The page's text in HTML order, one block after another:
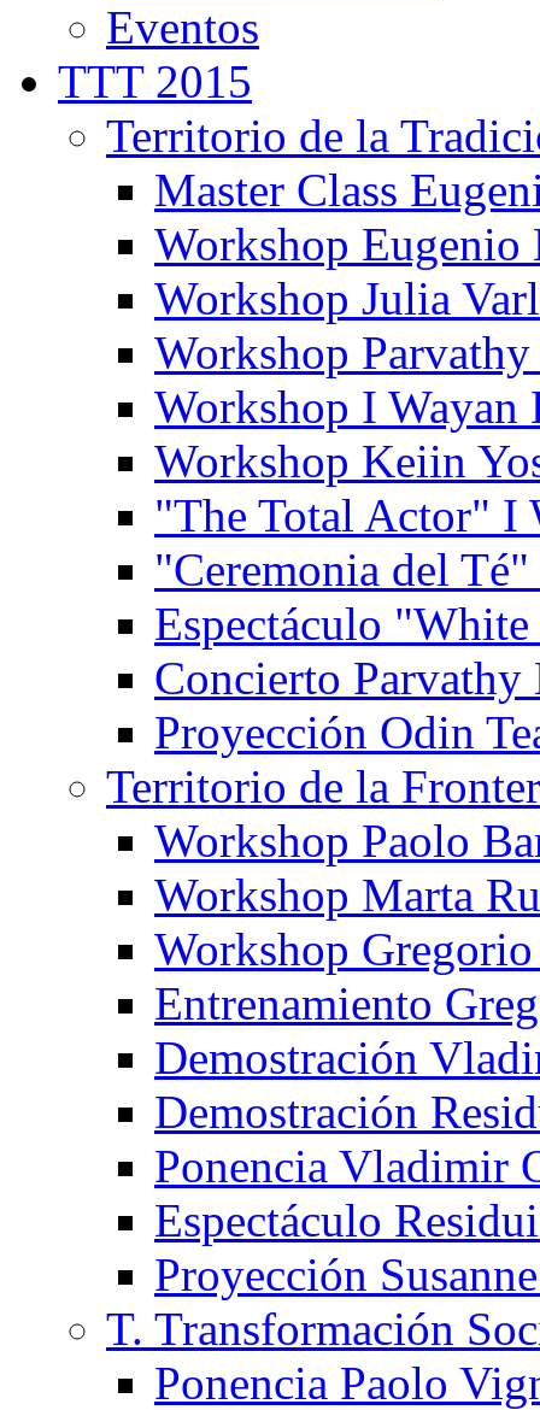
Eventos
TTT 2015
Territorio de la
Master Class
Workshop Eugenio
Workshop Julia
Workshop
Workshop I Wayan
Workshop Keiin
"The Total Actor" I
"Ceremonia del
Espectáculo
Concierto Parvathy
Proyección Odin
Territorio de la
Workshop Paolo
Workshop Marta
Workshop
Entrenamiento
Demostración
Demostración
Ponencia Vladimir
Espectáculo
Proyección
T. Transformación
Ponencia Paolo